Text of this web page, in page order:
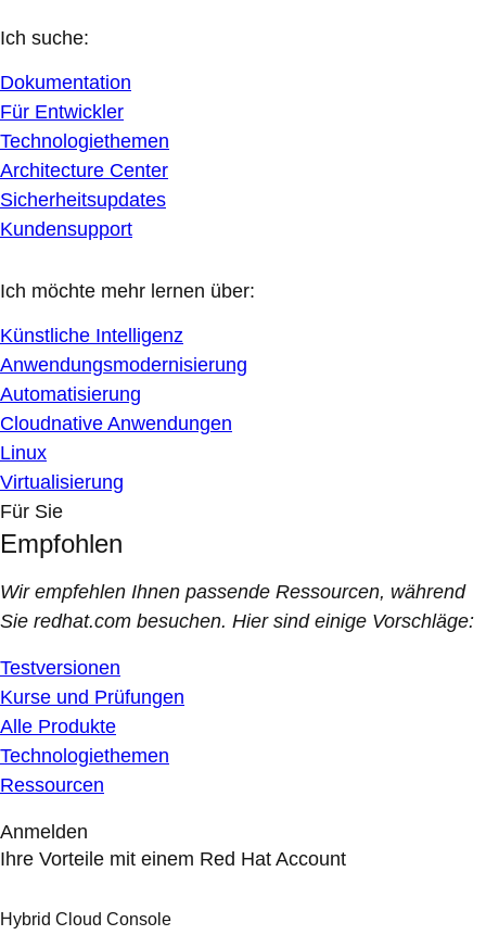
Ich suche:
Dokumentation
Für Entwickler
Technologiethemen
Architecture Center
Sicherheitsupdates
Kundensupport
Ich möchte mehr lernen über:
Künstliche Intelligenz
Anwendungsmodernisierung
Automatisierung
Cloudnative Anwendungen
Linux
Virtualisierung
Für Sie
Empfohlen
Wir empfehlen Ihnen passende Ressourcen, während
Sie redhat.com besuchen. Hier sind einige Vorschläge:
Testversionen
Kurse und Prüfungen
Alle Produkte
Technologiethemen
Ressourcen
Anmelden
Ihre Vorteile mit einem Red Hat Account
Hybrid Cloud Console